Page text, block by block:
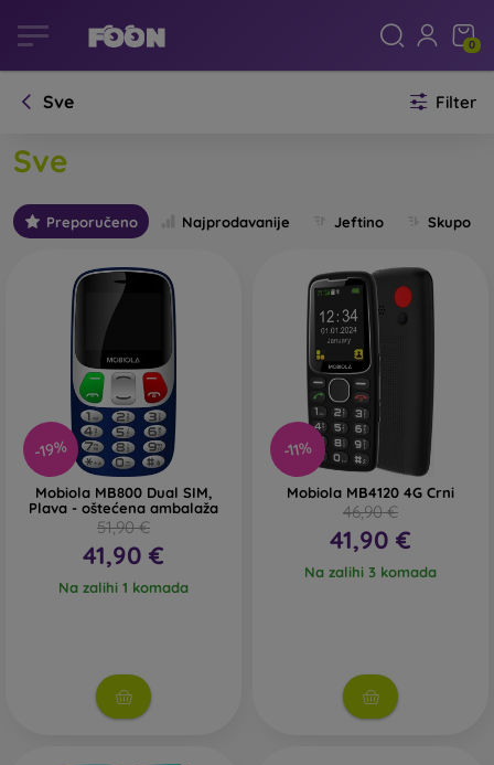
0
Sve Filter
Sve
Preporučeno Najprodavanije Jeftino Skupo
-19%
Mobiola MB800 Dual SIM,
Plava - oštećena ambalaža
51,90 €
41,90 €
Na zalihi 1 komada
-11%
Mobiola MB4120 4G Crni
46,90 €
41,90 €
Na zalihi 3 komada